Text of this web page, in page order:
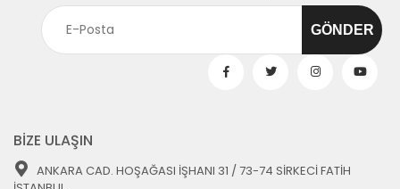
BİZE ULAŞIN
ANKARA CAD. HOŞAĞASI İŞHANI 31 / 73-74 SİRKECİ FATİH